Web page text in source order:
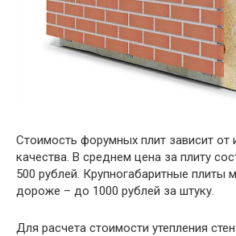
Стоимость форумных плит зависит от
качества. В среднем цена за плиту
500 рублей. Крупногабаритные плиты
дороже – до 1000 рублей за штуку.
Для расчета стоимости утепления